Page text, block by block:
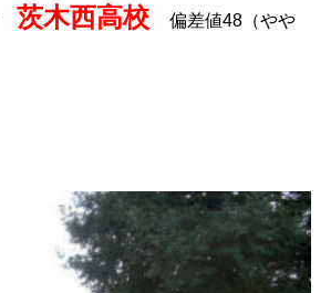
茨木西高校 偏差値48（やや